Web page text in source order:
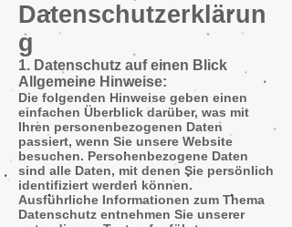
Datenschutzerklärun
g
1. Datenschutz auf einen Blick
Allgemeine Hinweise:
Die folgenden Hinweise geben einen
einfachen Überblick darüber, was mit
Ihren personenbezogenen Daten
passiert, wenn Sie unsere Website
besuchen. Personenbezogene Daten
sind alle Daten, mit denen Sie persönlich
identifiziert werden können.
Ausführliche Informationen zum Thema
Datenschutz entnehmen Sie unserer